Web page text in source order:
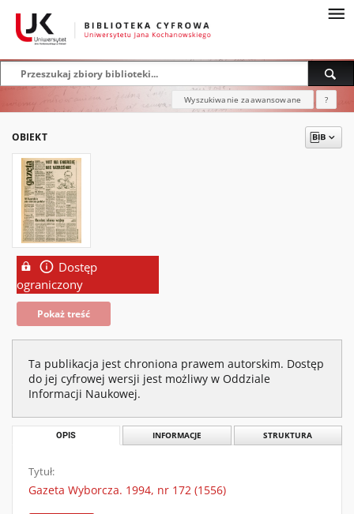
Wyszukiwanie zaawansowane ?
OBIEKT
Dostęp
ograniczony
Pokaż treść
Ta publikacja jest chroniona prawem autorskim. Dostęp
do jej cyfrowej wersji jest możliwy w Oddziale
Informacji Naukowej.
OPIS INFORMACJE STRUKTURA
Tytuł:
Gazeta Wyborcza. 1994, nr 172 (1556)